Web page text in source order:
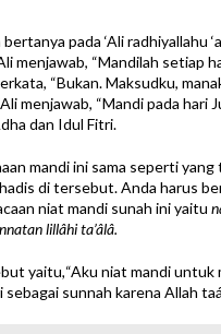
pada ‘Ali radhiyallahu
menjawab, “Mandilah setiap
“Bukan. Maksudku,
menjawab, “Mandi pada hari
dan Idul Fitri.
mandi ini sama seperti yang
di tersebut. Anda harus
niat mandi sunah ini yaitu
lillâhi ta’âlâ.
yaitu,“Aku niat mandi untuk
sunnah karena Allah